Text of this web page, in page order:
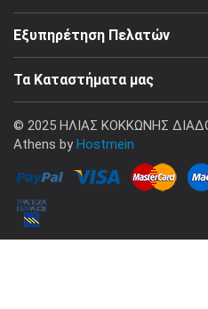
Εξυπηρέτηση Πελατών
Τα Καταστήματα μας
© 2025 ΗΛΙΑΣ ΚΟΚΚΩΝΗΣ
Athens by Hostmein